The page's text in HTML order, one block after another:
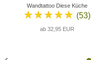
Wandtattoo Diese Küche
★★★★★ (53)
ab 32,95 EUR